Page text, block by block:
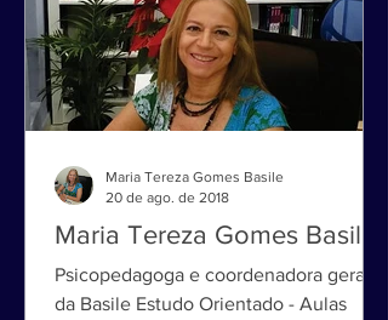
Maria Tereza Gomes Basile
Psicopedagoga e coordenadora geral
20 de ago. de 2018